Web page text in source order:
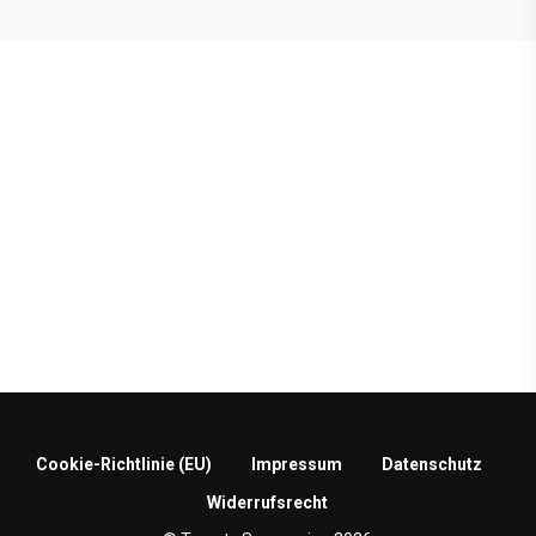
Cookie-Richtlinie (EU) Impressum
Datenschutz
Widerrufsrecht